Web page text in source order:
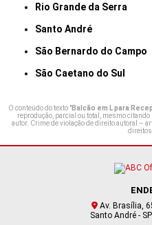
Rio Grande da Serra
Santo André
São Bernardo do Campo
São Caetano do Sul
O conteúdo do texto "Balcão em L para
reprodução, parcial ou total, mesmo
autor. Crime de violação de direito autoral –
Av. Brasília,
Santo André -